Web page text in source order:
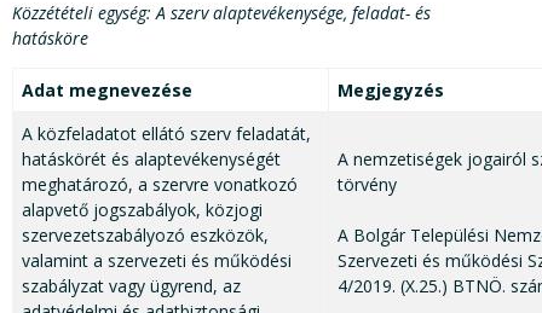
Közzétételi egység: A szerv alaptevékenysége, feladat- és
hatásköre
Adat megnevezése
Megjegyzés
A közfeladatot ellátó szerv feladatát,
hatáskörét és alaptevékenységét
meghatározó, a szervre vonatkozó
alapvető jogszabályok, közjogi
szervezetszabályozó eszközök,
valamint a szervezeti és működési
szabályzat vagy ügyrend, az
A nemzetiségek jogairól
törvény
A Bolgár Települési
Szervezeti és működési
4/2019. (X.25.) BTNÖ.